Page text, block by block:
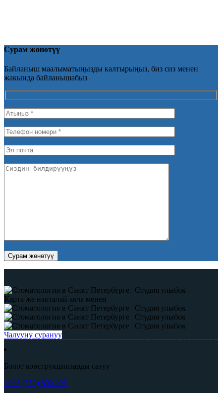
Сурам жөнөтүү
Байланыш маалыматыңызды калтырыңыз, биз сиз менен
жакында байланышабыз
Карта же накталай акча менен
Чалууну сурануу
Болот конструкцияларды сатуу
+996 (559) 500 295